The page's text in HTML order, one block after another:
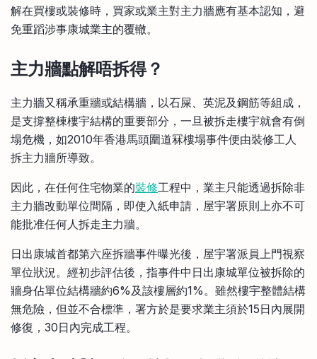
企業服務
解在買樓或裝修時，買家或業主對主力牆應有基本認知，避
免重蹈涉事康城業主的覆轍。
主力牆點解唔拆得？
主力牆又稱承重牆或結構牆，以石屎、英泥及鋼筋等組成，
是支撐整棟樓宇結構的重要部分，一旦被拆走樓宇就會有倒
塌危機，如2010年香港馬頭圍道冧樓塌事件便由裝修工人
拆主力牆所導致。
因此，在任何住宅物業的裝修工程中，業主只能透過拆除非
主力牆改動單位間隔，即使入紙申請，屋宇署原則上亦不可
能批准任何人拆走主力牆。
日出康城首都第六座拆牆事件曝光後，屋宇署派員上門視察
單位狀況。經初步評估後，指事件中日出康城單位被拆除的
牆身佔單位結構牆約6%及該樓層約1%。雖然樓宇整體結構
無危險，但並不合標準，署方於是要求業主須於15日內展開
修復，30日內完成工程。